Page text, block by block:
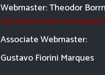
Webmaster: Theodor
Associate Webmaster:
Gustavo Fiorini Marques